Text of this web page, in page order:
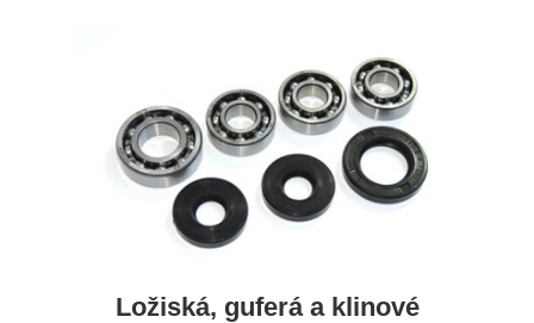
Ložiská, guferá a klinové